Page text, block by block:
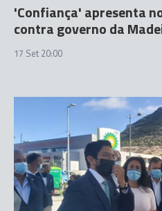
'Confiança' apresenta
contra governo da
17 Set 20:00